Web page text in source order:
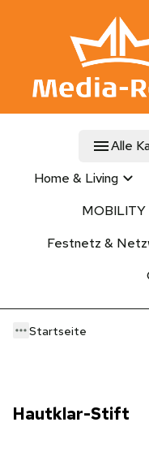
Alle
Home & Living
MOBILITY
Festnetz &
Startseite
Hautklar-Stift